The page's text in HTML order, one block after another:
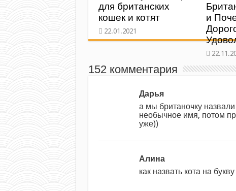
для британских
кошек и котят
и
152 комментария
Дарья
а мы британочку
необычное имя, потом
уже))
Алина
как назвать кота на